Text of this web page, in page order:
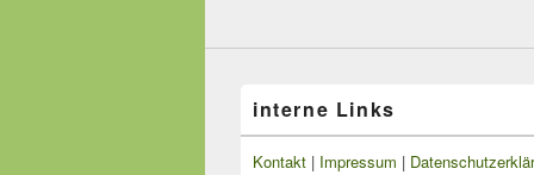
interne Links
Kontakt | Impressum |